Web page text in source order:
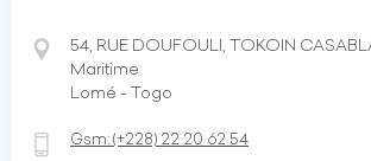
54, RUE DOUFOULI, TOKOIN
Maritime
Lomé - Togo
Gsm:(+228) 22 20 62 54